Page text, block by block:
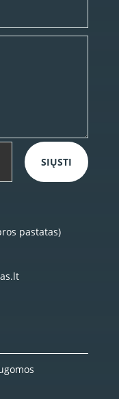
SIŲSTI
pastatas)